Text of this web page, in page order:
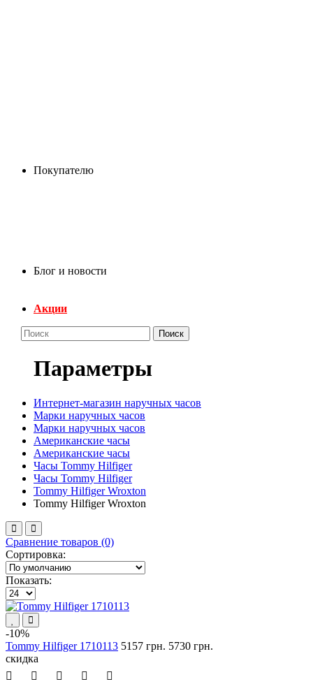
Покупателю
Блог и новости
Акции
Поиск
Параметры
Интернет-магазин наручных часов
Марки наручных часов
Марки наручных часов
Американские часы
Американские часы
Часы Tommy Hilfiger
Часы Tommy Hilfiger
Tommy Hilfiger Wroxton
Tommy Hilfiger Wroxton
Сравнение товаров (0)
Сортировка:
Показать:
-10%
Tommy Hilfiger 1710113 5157 грн. 5730 грн.
скидка